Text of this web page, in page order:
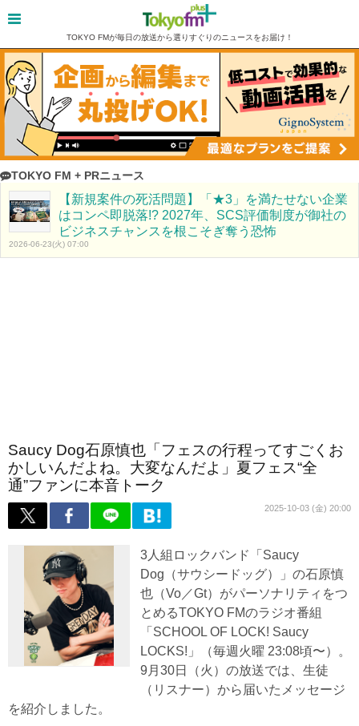
TOKYO FMが毎日の放送から選りすぐりのニュースをお届け！
TOKYO FM + PRニュース
【新規案件の死活問題】「★3」を満たせない企業
はコンペ即脱落!? 2027年、SCS評価制度が御社の
ビジネスチャンスを根こそぎ奪う恐怖
2026-06-23(火) 07:00
Saucy Dog石原慎也「フェスの行程ってすごくお
かしいんだよね。大変なんだよ」夏フェス“全
通”ファンに本音トーク
2025-10-03 (金) 20:00
3人組ロックバンド「Saucy
Dog（サウシードッグ）」の石原慎
也（Vo／Gt）がパーソナリティをつ
とめるTOKYO FMのラジオ番組
「SCHOOL OF LOCK! Saucy
LOCKS!」（毎週火曜 23:08頃〜）。
9月30日（火）の放送では、生徒
（リスナー）から届いたメッセージ
を紹介しました。